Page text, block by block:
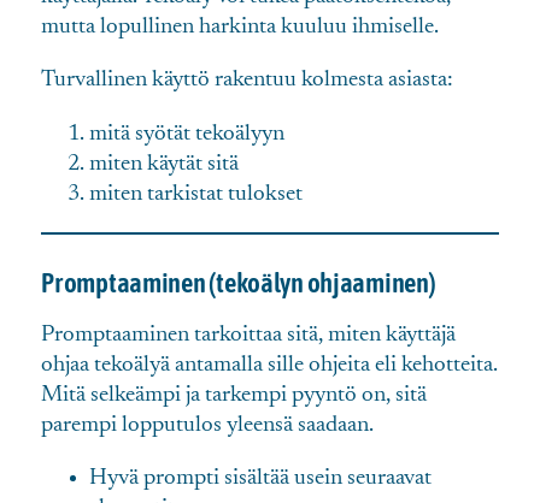
mutta lopullinen harkinta kuuluu ihmiselle.
Turvallinen käyttö rakentuu kolmesta asiasta:
mitä syötät tekoälyyn
miten käytät sitä
miten tarkistat tulokset
Promptaaminen (tekoälyn ohjaaminen)
Promptaaminen tarkoittaa sitä, miten käyttäjä
ohjaa tekoälyä antamalla sille ohjeita eli kehotteita.
Mitä selkeämpi ja tarkempi pyyntö on, sitä
parempi lopputulos yleensä saadaan.
Hyvä prompti sisältää usein seuraavat